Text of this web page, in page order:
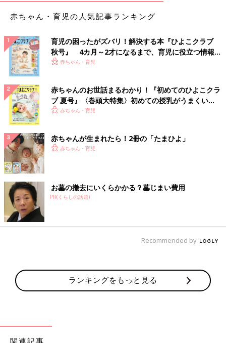
赤ちゃん・育児の人気記事ランキング
育児の困ったがズバリ！解決する本『ひよこクラブ
秋号』 4カ月～2才になるまで、育児に役立つ情報が
いっぱい！
赤ちゃん・育児
赤ちゃんのお世話まるわかり！『初めてのひよこクラ
ブ 夏号』〈巻頭大特集〉初めての授乳がうまくい
く！ おっぱい・ミルクの基本と夏のトラブル 解決テ
赤ちゃん・育児
赤ちゃんが生まれたら！2冊の「たまひよ」
赤ちゃん・育児
お墓の撤去にいくらかかる？墓じまい費用
PR(くらしの話題)
Recommended by
ランキングをもっと見る
関連記事